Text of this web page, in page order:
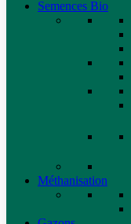
Semences Bio
Méthanisation